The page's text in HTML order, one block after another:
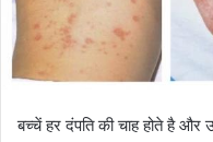
बच्चें हर दंपति की चाह होते है